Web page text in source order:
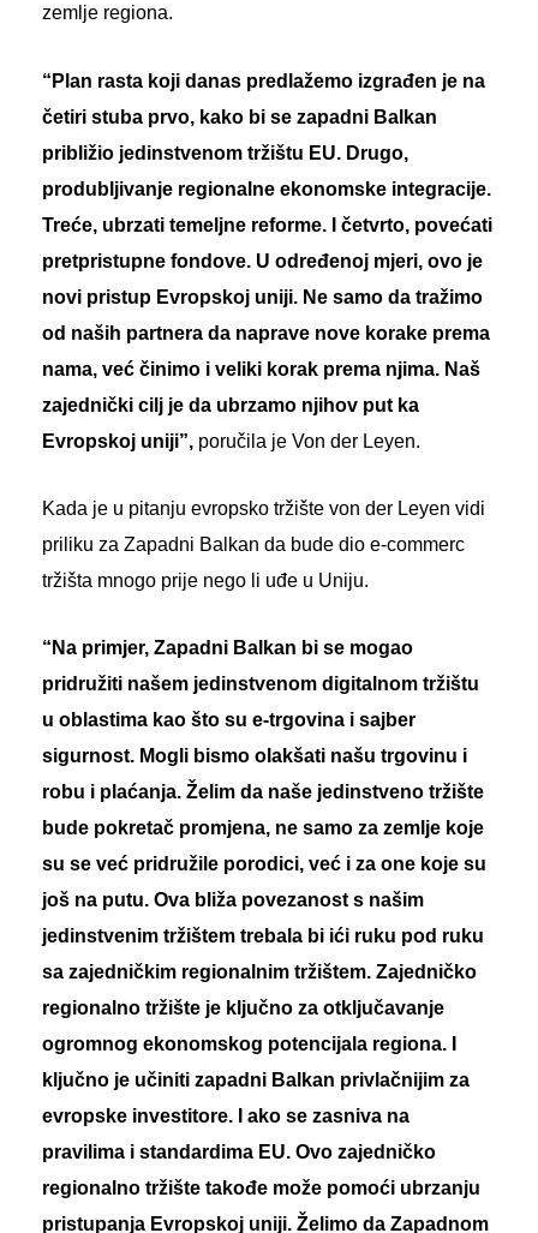
zemlje regiona.
“Plan rasta koji danas predlažemo izgrađen je na
četiri stuba prvo, kako bi se zapadni Balkan
približio jedinstvenom tržištu EU. Drugo,
produbljivanje regionalne ekonomske integracije.
Treće, ubrzati temeljne reforme. I četvrto, povećati
pretpristupne fondove. U određenoj mjeri, ovo je
novi pristup Evropskoj uniji. Ne samo da tražimo
od naših partnera da naprave nove korake prema
nama, već činimo i veliki korak prema njima. Naš
zajednički cilj je da ubrzamo njihov put ka
Evropskoj uniji”, poručila je Von der Leyen.
Kada je u pitanju evropsko tržište von der Leyen vidi
priliku za Zapadni Balkan da bude dio e-commerc
tržišta mnogo prije nego li uđe u Uniju.
“Na primjer, Zapadni Balkan bi se mogao
pridružiti našem jedinstvenom digitalnom tržištu
u oblastima kao što su e-trgovina i sajber
sigurnost. Mogli bismo olakšati našu trgovinu i
robu i plaćanja. Želim da naše jedinstveno tržište
bude pokretač promjena, ne samo za zemlje koje
su se već pridružile porodici, već i za one koje su
još na putu. Ova bliža povezanost s našim
jedinstvenim tržištem trebala bi ići ruku pod ruku
sa zajedničkim regionalnim tržištem. Zajedničko
regionalno tržište je ključno za otključavanje
ogromnog ekonomskog potencijala regiona. I
ključno je učiniti zapadni Balkan privlačnijim za
evropske investitore. I ako se zasniva na
pravilima i standardima EU. Ovo zajedničko
regionalno tržište takođe može pomoći ubrzanju
pristupanja Evropskoj uniji. Želimo da Zapadnom